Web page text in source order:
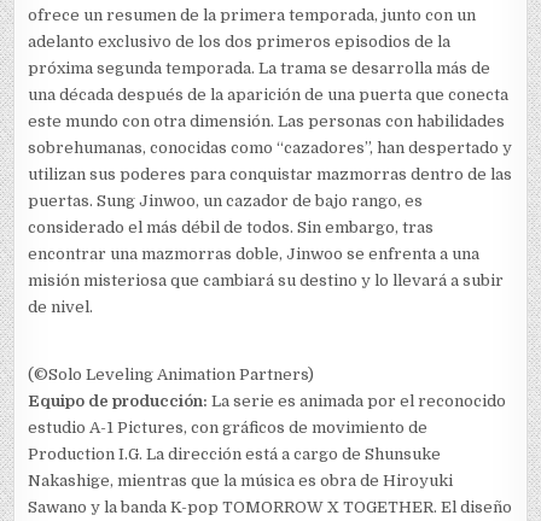
ofrece un resumen de la primera temporada, junto con un
adelanto exclusivo de los dos primeros episodios de la
próxima segunda temporada. La trama se desarrolla más de
una década después de la aparición de una puerta que conecta
este mundo con otra dimensión. Las personas con habilidades
sobrehumanas, conocidas como “cazadores”, han despertado y
utilizan sus poderes para conquistar mazmorras dentro de las
puertas. Sung Jinwoo, un cazador de bajo rango, es
considerado el más débil de todos. Sin embargo, tras
encontrar una mazmorras doble, Jinwoo se enfrenta a una
misión misteriosa que cambiará su destino y lo llevará a subir
de nivel.
(©Solo Leveling Animation Partners)
Equipo de producción: La serie es animada por el reconocido
estudio A-1 Pictures, con gráficos de movimiento de
Production I.G. La dirección está a cargo de Shunsuke
Nakashige, mientras que la música es obra de Hiroyuki
Sawano y la banda K-pop TOMORROW X TOGETHER. El diseño